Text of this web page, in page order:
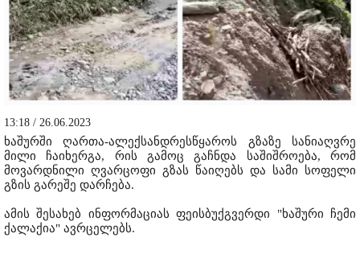
13:18 / 26.06.2023
ხაშურში ღართა-ალექსანდრესწყაროს გზაზე სანიაღვრე
მილი ჩაიხერგა, რის გამოც გაჩნდა საშიშროება, რომ
მოვარდნილი ღვარცოფი გზას წაიღებს და სამი სოფელი
გზის გარეშე დარჩება.
ამის შესახებ ინფორმაციას ფეისბუქგვერდი "ხაშური ჩემი
ქალაქია" ავრცელებს.